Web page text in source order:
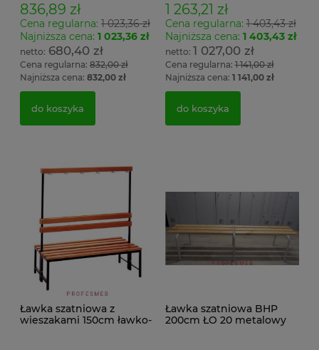
836,89 zł
Cena regularna: 1 023,36 zł
Najniższa cena: 1 023,36 zł
680,40 zł
Cena regularna: 832,00 zł
Najniższa cena: 832,00 zł
do koszyka
1 263,21 zł
Cena regularna:1 403,43 zł
Najniższa cena: 1 403,43 zł
1 027,00 zł
Cena regularna:1 141,00 zł
Najniższa cena: 1 141,00 zł
do koszyka
Ławka szatniowa z
wieszakami 150cm ławko-
Ławka szatniowa BHP
200cm ŁO 20 metalowy